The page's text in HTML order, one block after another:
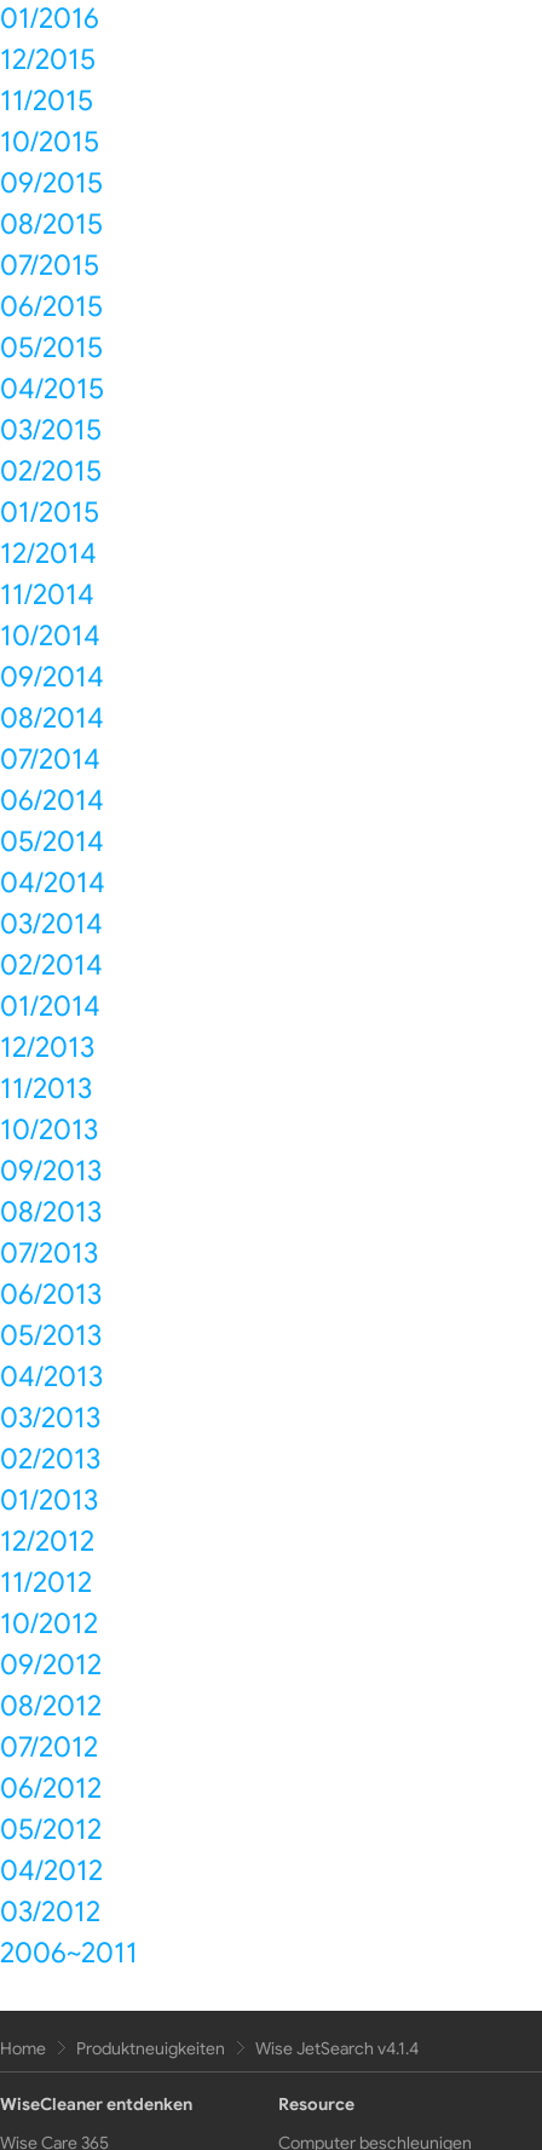
01/2016
12/2015
11/2015
10/2015
09/2015
08/2015
07/2015
06/2015
05/2015
04/2015
03/2015
02/2015
01/2015
12/2014
11/2014
10/2014
09/2014
08/2014
07/2014
06/2014
05/2014
04/2014
03/2014
02/2014
01/2014
12/2013
11/2013
10/2013
09/2013
08/2013
07/2013
06/2013
05/2013
04/2013
03/2013
02/2013
01/2013
12/2012
11/2012
10/2012
09/2012
08/2012
07/2012
06/2012
05/2012
04/2012
03/2012
2006~2011
Home Produktneuigkeiten Wise JetSearch v4.1.4
WiseCleaner entdenken
Wise Care 365
Resource
Computer beschleunigen